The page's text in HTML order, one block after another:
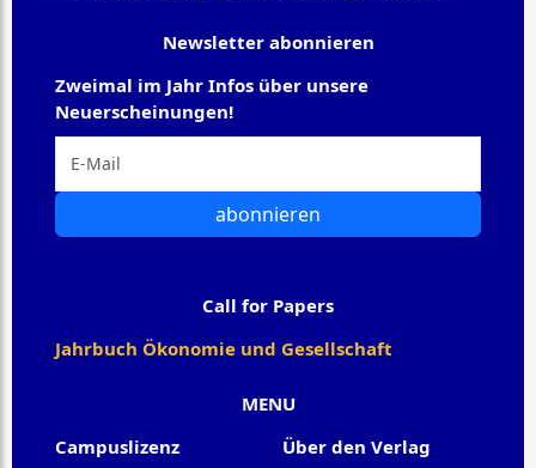
MENU
Campuslizenz
Über den Verlag
Newsletter abonnieren
Zweimal im Jahr Infos über unsere
Neuerscheinungen!
abonnieren
Call for Papers
Jahrbuch Ökonomie und Gesellschaft